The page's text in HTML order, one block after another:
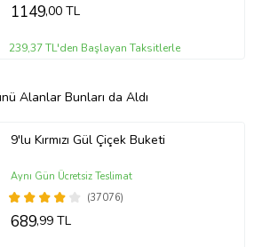
1149,00 TL
239,37 TL'den Başlayan Taksitlerle
Alanlar Bunları da Aldı
9'lu Kırmızı Gül Çiçek Buketi
(37076)
Aynı Gün Ücretsiz Teslimat
689,99 TL